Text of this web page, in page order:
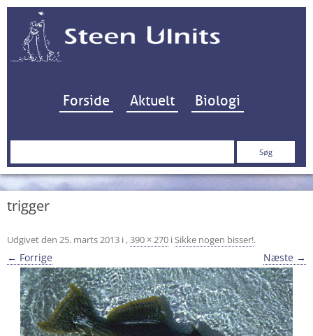
Hop til indhold
Forside Aktuelt Biologi
Søg
trigger
Udgivet den 25. marts 2013 i ,390 × 270 iSikke nogen bisser!.
← Forrige Næste →